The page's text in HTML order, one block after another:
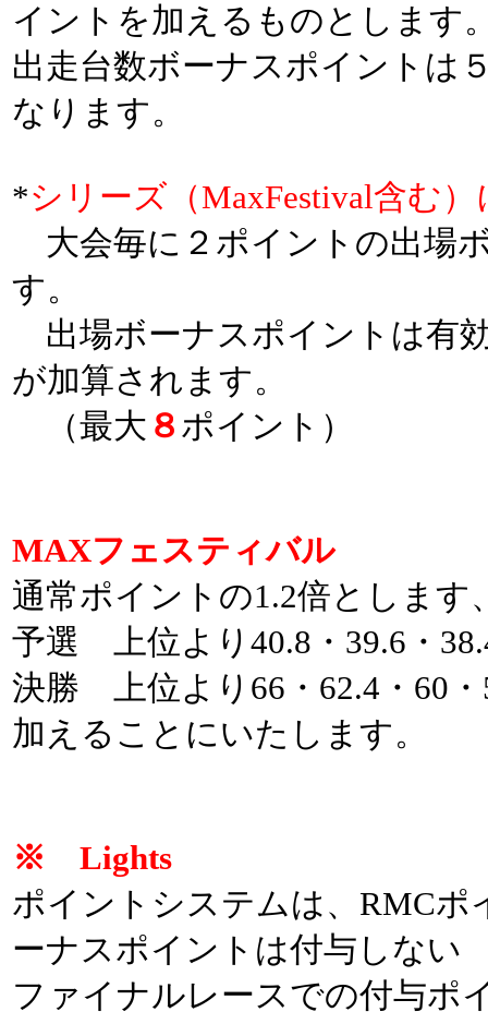
イントを加えるものとします
出走台数ボーナスポイントは
なります。
*シリーズ（MaxFestival含む）
大会毎に２ポイントの出場
す。
出場ボーナスポイントは有
が加算されます。
（最大 ８ ポイント）
MAXフェスティバル
通常ポイントの1.2倍とします
予選 上位より40.8・39.6・
決勝 上位より66・62.4・60
加えることにいたします。
※ Lights
ポイントシステムは、RMC
ーナスポイントは付与しない
ファイナルレースでの付与ポ